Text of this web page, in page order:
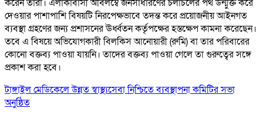
করেন তারা। এলাকাবাসী অবিলম্বে জনসাধারণের চলাচলের পথ উন্মুক্ত করে
দেওয়ার পাশাপাশি বিষয়টি নিরপেক্ষভাবে তদন্ত করে প্রয়োজনীয় আইনগত
ব্যবস্থা গ্রহণের জন্য প্রশাসনের ঊর্ধ্বতন কর্তৃপক্ষের হস্তক্ষেপ কামনা করেছেন।
তবে এ বিষয়ে অভিযোগকারী বিলকিস আনোয়ারী (রুমি) বা তার পরিবারের
কোনো বক্তব্য পাওয়া যায়নি। তাদের বক্তব্য পাওয়া গেলে তা গুরুত্বের সঙ্গে
প্রকাশ করা হবে।
টাঙ্গাইল মেডিকেলে উন্নত স্বাস্থ্যসেবা নিশ্চিতে ব্যবস্থাপনা কমিটির সভা
অনুষ্ঠিত